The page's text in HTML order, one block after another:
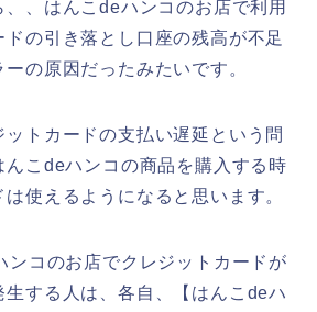
、はんこdeハンコのお店で利用
ドの引き落とし口座の残高が不足
の原因だったみたいです。
トカードの支払い遅延という問
んこdeハンコの商品を購入する時
使えるようになると思います。
ンコのお店でクレジットカードが
する人は、各自、【はんこdeハ